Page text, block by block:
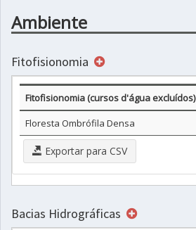
Ambiente
Fitofisionomia
Fitofisionomia (cursos d'água excluídos)
Floresta Ombrófila Densa
Exportar para CSV
Bacias Hidrográficas